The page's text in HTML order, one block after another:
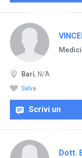
commento
Bari, N/A
Salva
Scrivi un
commento
Dott.